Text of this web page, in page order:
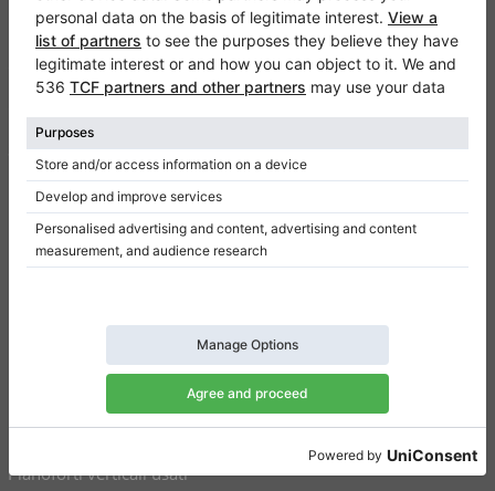
FAQ
Contatto
Scrivi una recensione
Regolamento
Politica della privacy
Impostazioni per il consenso
Pianoforti verticali in vendita
Pianoforti a coda in vendita
Pianoforti verticali usati